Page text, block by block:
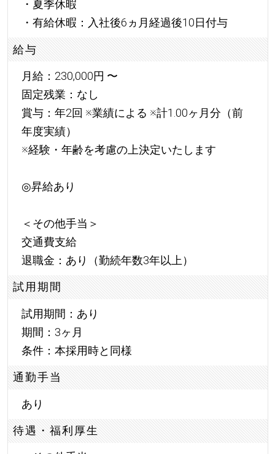
・夏季休暇
・有給休暇：入社後6ヵ月経過後10日付与
給与
月給：230,000円 〜
固定残業：なし
賞与：年2回 ※業績による ※計1.00ヶ月分（前
年度実績）
※経験・年齢を考慮の上決定いたします
◎昇給あり
＜その他手当＞
交通費支給
退職金：あり（勤続年数3年以上）
試用期間
試用期間：あり
期間：3ヶ月
条件：本採用時と同様
通勤手当
あり
待遇・福利厚生